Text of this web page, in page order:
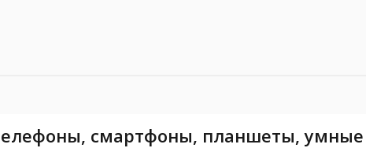
смартфоны, планшеты,